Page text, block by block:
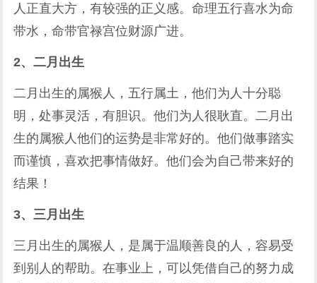
人正直大方，有较强的正义感。命理五行喜水为命
带水，命带官禄宫位财源广进。
2、二月出生
二月出生的属猴人，五行属土，他们为人十分聪
明，处事灵活，有胆识。他们为人很耿直。二月出
生的属猴人他们的运势是非常好的。他们做事踏实
而谨慎，喜欢把事情做好。他们会为自己带来好的
结果！
3、三月出生
三月出生的属猴人，是属于温顺善良的人，容易受
到别人的帮助。在事业上，可以凭借自己的努力成